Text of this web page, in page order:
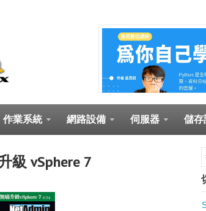
作業系統 網路設備 伺服器 儲存
級 vSphere 7